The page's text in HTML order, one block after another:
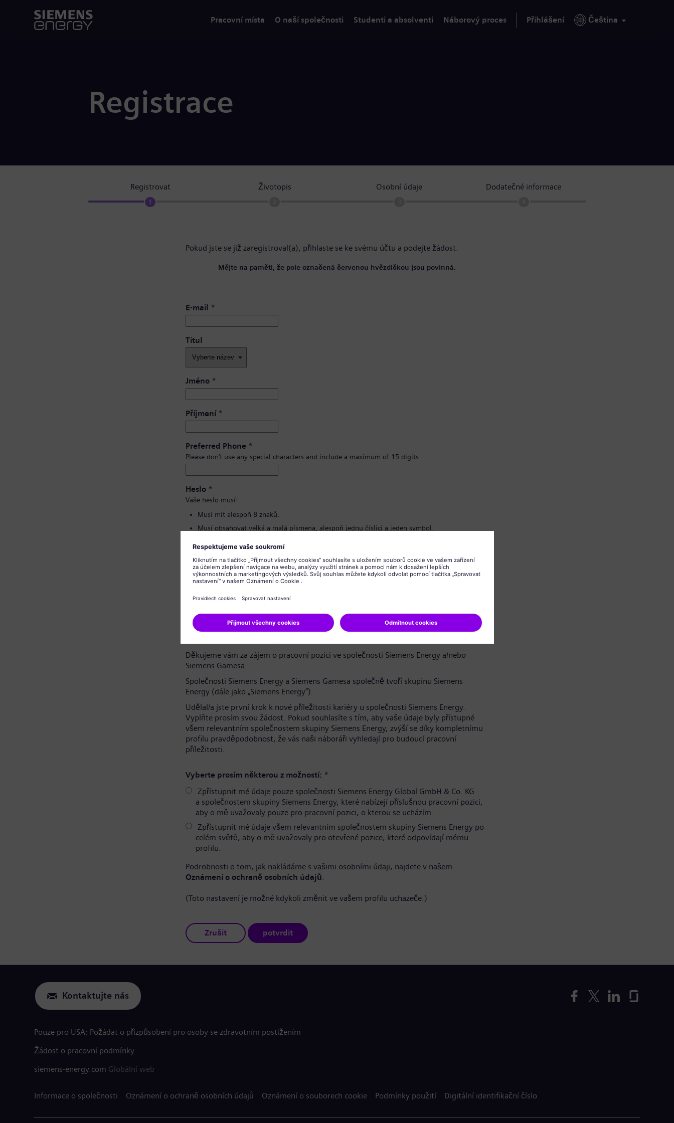
Pracovní místa O naší společnosti Studenti a absolventi Náborový proces Přihlášení Čeština
Registrace
Registrovat
1
Životopis Osobní údaje Dodatečné informace
Pokud jste se již zaregistroval(a), přihlaste se ke svému účtu a podejte žádost.
Mějte na paměti, že pole označená červenou hvězdičkou jsou povinná.
E-mail *
Titul
Jméno *
Příjmení*
Preferred Phone *
Please don’t use any special characters and include a maximum of 15 digits.
Heslo *
Vaše heslo musí:
Musí mít alespoň 8 znaků.
Musí obsahovat velká a malá písmena, alespoň jednu číslici a jeden symbol.
Oznámení o ochraně osobních údajů
Děkujeme vám za zájem o pracovní pozici ve společnosti Siemens Energy a/nebo
Siemens Gamesa.
Společnosti Siemens Energy a Siemens Gamesa společně tvoří skupinu Siemens
Energy (dále jako „Siemens Energy“).
Udělal/a jste první krok k nové příležitosti kariéry u společnosti Siemens Energy.
Vyplňte prosím svou žádost. Pokud souhlasíte s tím, aby vaše údaje byly přístupné
všem relevantním společnostem skupiny Siemens Energy, zvýší se díky kompletnímu
profilu pravděpodobnost, že vás naši náboráři vyhledají pro budoucí pracovní
příležitosti.
Vyberte prosím některou z možností: *
Zpřístupnit mé údaje pouze společnosti Siemens Energy Global GmbH & Co. KG
a společnostem skupiny Siemens Energy, které nabízejí příslušnou pracovní pozici,
aby o mě uvažovaly pouze pro pracovní pozici, o kterou se ucházím.
Zpřístupnit mé údaje všem relevantním společnostem skupiny Siemens Energy po
celém světě, aby o mě uvažovaly pro otevřené pozice, které odpovídají mému
profilu.
Podrobnosti o tom, jak nakládáme s vašimi osobními údaji, najdete v našem
Oznámení o ochraně osobních údajů.
(Toto nastavení je možné kdykoli změnit ve vašem profilu uchazeče.)
Zrušit potvrdit
Kontaktujte nás
Pouze pro USA: Požádat o přizpůsobení pro osoby se zdravotním postižením
Žádost o pracovní podmínky
siemens-energy.com Globální web
Informace o společnosti Oznámení o ochraně osobních údajů Oznámení o souborech cookie Podmínky použití Digitální identifikační číslo